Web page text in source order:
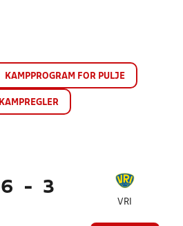
KAMPPROGRAM FOR PULJE
KAMPREGLER
6 - 3
VRI